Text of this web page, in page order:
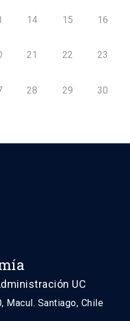
14 15 16
21 22 23
28 29 30
UC
Macul. Santiago, Chile